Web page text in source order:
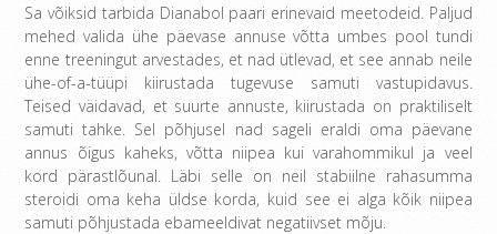
Sa võiksid tarbida Dianabol paari erinevaid meetodeid. Paljud
mehed valida ühe päevase annuse võtta umbes pool tundi
enne treeningut arvestades, et nad ütlevad, et see annab neile
ühe-of-a-tüüpi kiirustada tugevuse samuti vastupidavus.
Teised väidavad, et suurte annuste, kiirustada on praktiliselt
samuti tahke. Sel põhjusel nad sageli eraldi oma päevane
annus õigus kaheks, võtta niipea kui varahommikul ja veel
kord pärastlõunal. Läbi selle on neil stabiilne rahasumma
steroidi oma keha üldse korda, kuid see ei alga kõik niipea
samuti põhjustada ebameeldivat negatiivset mõju.